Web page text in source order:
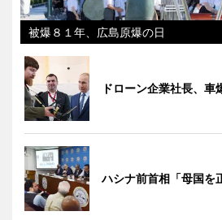
被爆８１年、広島原爆の日
ドローン企業社長、車
ハシナ前首相「母国を